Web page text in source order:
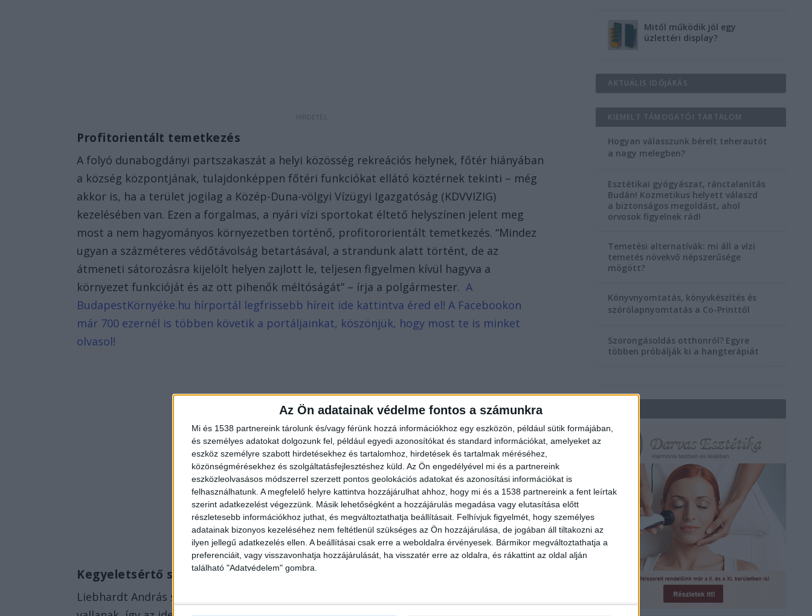
Az Ön adatainak védelme fontos a számunkra
Mi és 1538 partnereink tárolunk és/vagy férünk hozzá információkhoz egy eszközön, például sütik formájában,
és személyes adatokat dolgozunk fel, például egyedi azonosítókat és standard információkat, amelyeket az
eszköz személyre szabott hirdetésekhez és tartalomhoz, hirdetések és tartalmak méréséhez,
közönségmérésekhez és szolgáltatásfejlesztéshez küld. Az Ön engedélyével mi és a partnereink
eszközleolvasásos módszerrel szerzett pontos geolokációs adatokat és azonosítási információkat is
felhasználhatunk. A megfelelő helyre kattintva hozzájárulhat ahhoz, hogy mi és a 1538 partnereink a fent leírtak
szerint adatkezelést végezzünk. Másik lehetőségként a hozzájárulás megadása vagy elutasítása előtt
részletesebb információkhoz juthat, és megváltoztathatja beállításait. Felhívjuk figyelmét, hogy személyes
adatainak bizonyos kezeléséhez nem feltétlenül szükséges az Ön hozzájárulása, de jogában áll tiltakozni az
ilyen jellegű adatkezelés ellen. A beállításai csak erre a weboldalra érvényesek. Bármikor megváltoztathatja a
preferenciáit, vagy visszavonhatja hozzájárulását, ha visszatér erre az oldalra, és rákattint az oldal alján
található "Adatvédelem" gombra.
Profitorientált temetkezés
A folyó dunabogdányi partszakaszát a helyi közösség rekreációs helynek, főtér hiányában
a község központjának, tulajdonképpen főtéri funkciókat ellátó köztérnek tekinti – még
akkor is, ha a terület jogilag a Közép-Duna-völgyi Vízügyi Igazgatóság (KDVVIZIG)
kezelésében van. Ezen a forgalmas, a nyári vízi sportokat éltető helyszínen jelent meg
most a nem hagyományos környezetben történő, profitororientált temetkezés. “Mindez
ugyan a százméteres védőtávolság betartásával, a strandunk alatt történt, de az
átmeneti sátorozásra kijelölt helyen zajlott le, teljesen figyelmen kívül hagyva a
környezet funkcióját és az ott pihenők méltóságát” – írja a polgármester.A
BudapestKörnyéke.hu hírportál legfrissebb híreit ide kattintva éred el! A Facebookon
már 700 ezernél is többen követik a portáljainkat, köszönjük, hogy most te is minket
olvasol!
Kegyeletsértő szórások
Liebhardt András szerint a dunabogdányiak számos dologban konzervatív értékeket
Mitől működik jól egy
üzlettéri display?
AKTUÁLIS IDŐJÁRÁS
KIEMELT TÁMOGATÓI TARTALOM
Hogyan válasszunk bérelt teherautót
a nagy melegben?
Esztétikai gyógyászat, ránctalanítás
Budán! Kozmetikus helyett válaszd
a biztonságos megoldást, ahol
orvosok figyelnek rád!
Temetési alternatívák: mi áll a vízi
temetés növekvő népszerűsége
mögött?
Könyvnyomtatás, könyvkészítés és
szórólapnyomtatás a Co-Printtől
Szorongásoldás otthonról? Egyre
többen próbálják ki a hangterápiát